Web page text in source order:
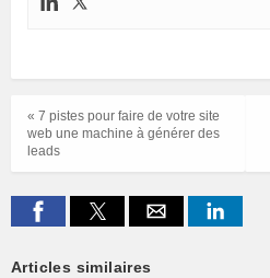
« 7 pistes pour faire de votre site
web une machine à générer des
leads
Articles similaires